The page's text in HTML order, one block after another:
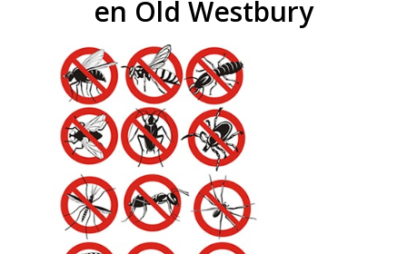
en Old Westbury